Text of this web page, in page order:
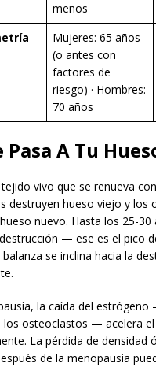
menos
Mujeres: 65 años
(o antes con
factores de
riesgo) · Hombres:
70 años
Pasa A Tu
tejido vivo que se renueva
destruyen hueso viejo y los
nuevo. Hasta los 25-
— ese es el pico
se inclina hacia la
la caída del
los osteoclastos — acelera
La pérdida de densidad
de la menopausia